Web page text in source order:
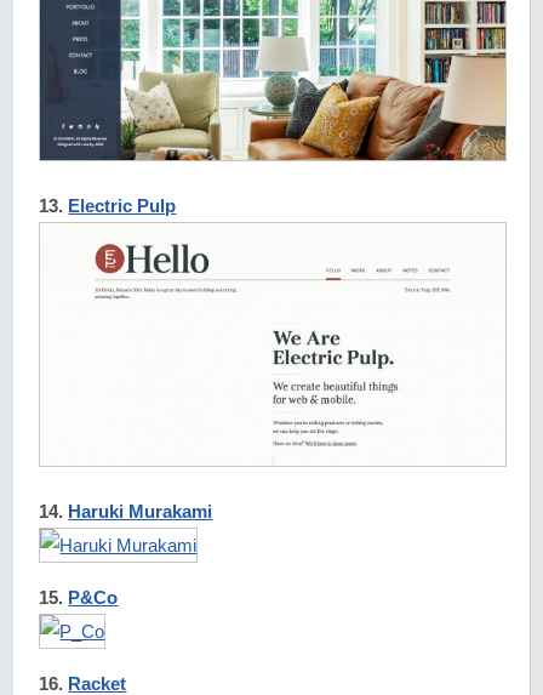
13. Electric Pulp
14. Haruki Murakami
15. P&Co
16. Racket